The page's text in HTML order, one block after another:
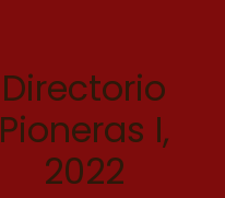
Directorio
Pioneras I,
2022